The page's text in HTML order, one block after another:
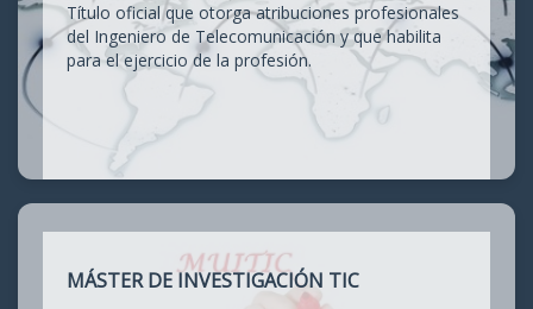
Título oficial que otorga atribuciones profesionales
del Ingeniero de Telecomunicación y que habilita
para el ejercicio de la profesión.
MÁSTER DE INVESTIGACIÓN TIC